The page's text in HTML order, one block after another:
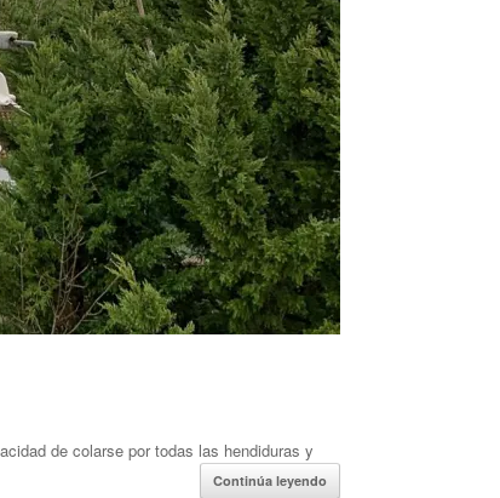
de colarse por todas las hendiduras y
Continúa leyendo